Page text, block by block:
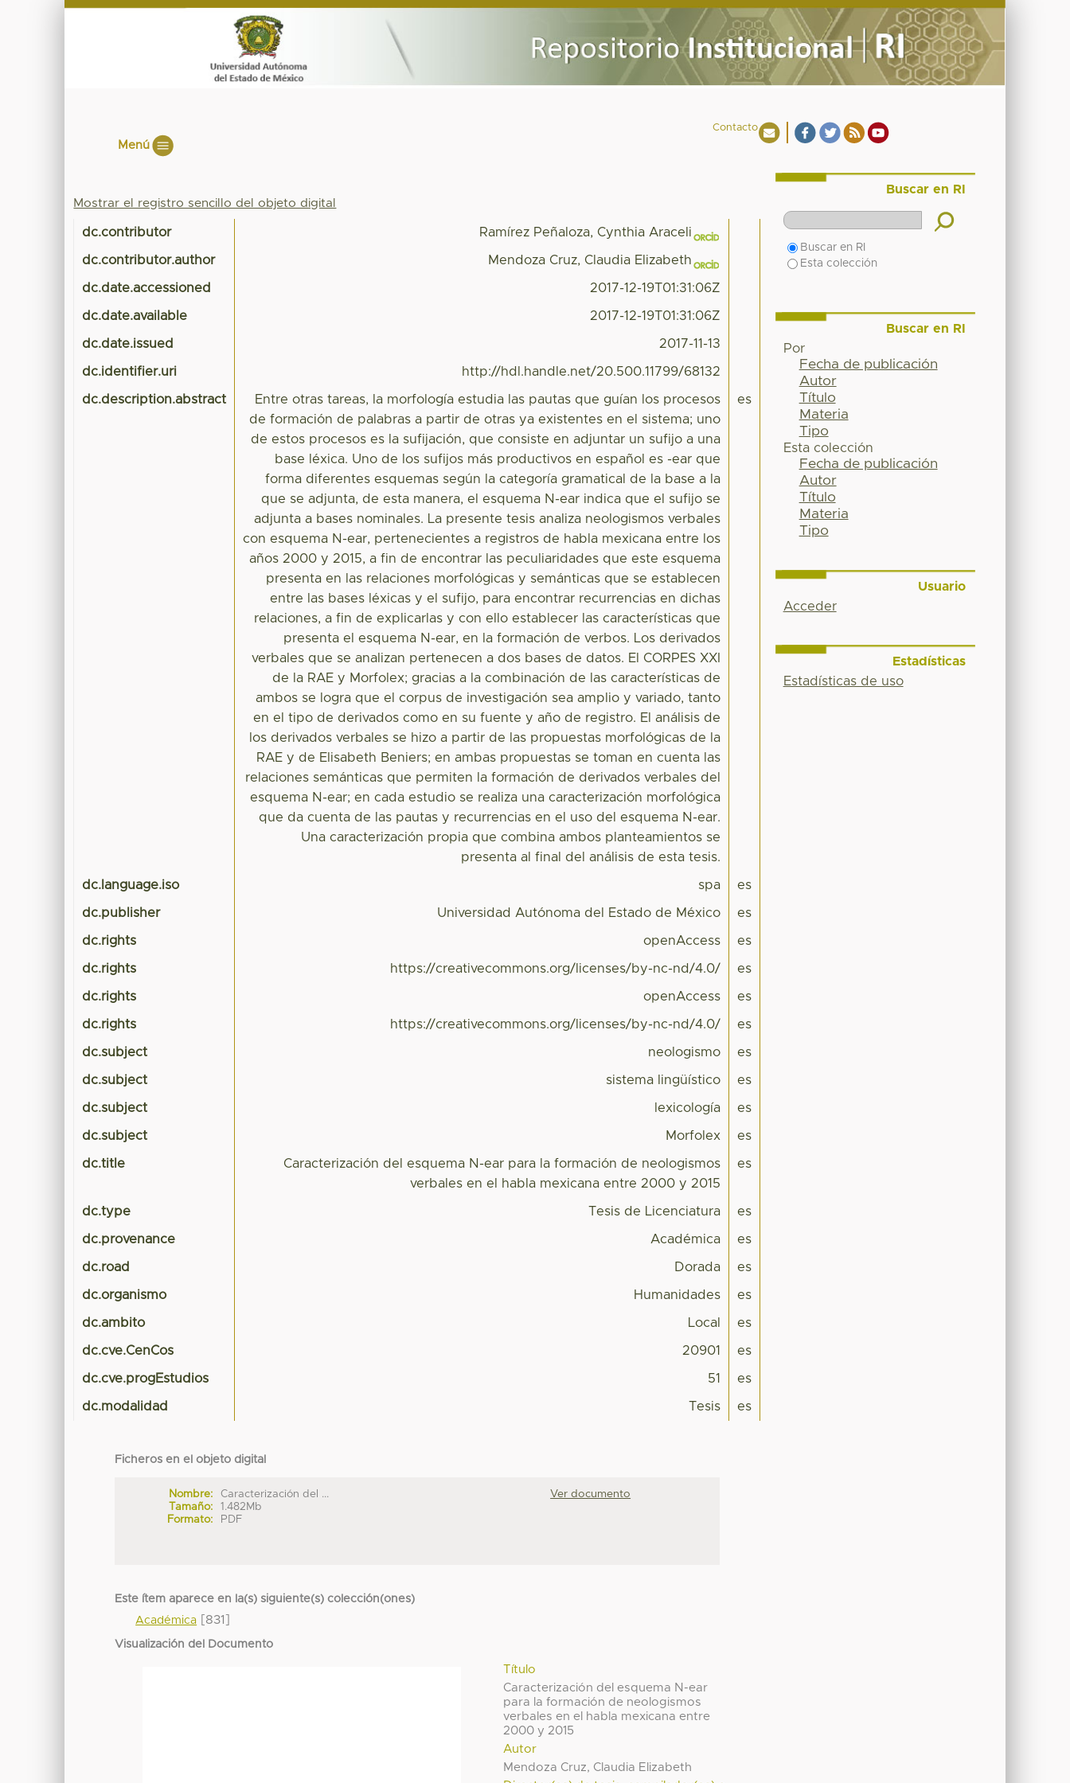
Contacto
Menú
Mostrar el registro sencillo del objeto digital
dc.contributor Ramírez Peñaloza, Cynthia Araceli
dc.contributor.author Mendoza Cruz, Claudia Elizabeth
dc.date.accessioned 2017-12-19T01:31:06Z
dc.date.available 2017-12-19T01:31:06Z
dc.date.issued 2017-11-13
dc.identifier.uri http://hdl.handle.net/20.500.11799/68132
dc.description.abstract
Entre otras tareas, la morfología estudia las pautas que guían los procesos
de formación de palabras a partir de otras ya existentes en el sistema; uno
de estos procesos es la sufijación, que consiste en adjuntar un sufijo a una
base léxica. Uno de los sufijos más productivos en español es -ear que
forma diferentes esquemas según la categoría gramatical de la base a la
que se adjunta, de esta manera, el esquema N-ear indica que el sufijo se
adjunta a bases nominales. La presente tesis analiza neologismos verbales
con esquema N-ear, pertenecientes a registros de habla mexicana entre los
años 2000 y 2015, a fin de encontrar las peculiaridades que este esquema
presenta en las relaciones morfológicas y semánticas que se establecen
entre las bases léxicas y el sufijo, para encontrar recurrencias en dichas
relaciones, a fin de explicarlas y con ello establecer las características que
presenta el esquema N-ear, en la formación de verbos. Los derivados
verbales que se analizan pertenecen a dos bases de datos. El CORPES XXI
de la RAE y Morfolex; gracias a la combinación de las características de
ambos se logra que el corpus de investigación sea amplio y variado, tanto
en el tipo de derivados como en su fuente y año de registro. El análisis de
los derivados verbales se hizo a partir de las propuestas morfológicas de la
RAE y de Elisabeth Beniers; en ambas propuestas se toman en cuenta las
relaciones semánticas que permiten la formación de derivados verbales del
esquema N-ear; en cada estudio se realiza una caracterización morfológica
que da cuenta de las pautas y recurrencias en el uso del esquema N-ear.
Una caracterización propia que combina ambos planteamientos se
presenta al final del análisis de esta tesis.
es
dc.language.iso spa es
dc.publisher Universidad Autónoma del Estado de México es
dc.rights openAccess es
dc.rights https://creativecommons.org/licenses/by-nc-nd/4.0/ es
dc.rights openAccess es
dc.rights https://creativecommons.org/licenses/by-nc-nd/4.0/ es
dc.subject neologismo es
dc.subject sistema lingüístico es
dc.subject lexicología es
dc.subject Morfolex es
dc.title
Caracterización del esquema N-ear para la formación de neologismos
verbales en el habla mexicana entre 2000 y 2015
es
dc.type Tesis de Licenciatura es
dc.provenance Académica es
dc.road Dorada es
dc.organismo Humanidades es
dc.ambito Local es
dc.cve.CenCos 20901 es
dc.cve.progEstudios 51 es
dc.modalidad Tesis es
Ficheros en el objeto digital
Nombre:
Caracterización del ...
Tamaño:
1.482Mb
Formato:
PDF
Ver documento
Este ítem aparece en la(s) siguiente(s) colección(ones)
Académica [831]
Visualización del Documento
Título
Caracterización del esquema N-ear
para la formación de neologismos
verbales en el habla mexicana entre
2000 y 2015
Autor
Mendoza Cruz, Claudia Elizabeth
Buscar en RI
Buscar en RI
Esta colección
Buscar en RI
Por
Fecha de publicación
Autor
Título
Materia
Tipo
Esta colección
Fecha de publicación
Autor
Título
Materia
Tipo
Usuario
Acceder
Estadísticas
Estadísticas de uso